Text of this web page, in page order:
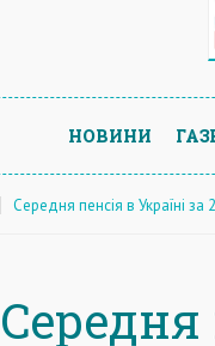
НОВИНИ
Середня пенсія в Україні
Середня